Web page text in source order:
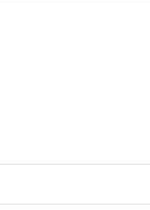
すすめです。